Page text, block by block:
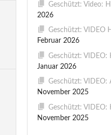
Geschützt: Video:
2026
Geschützt: VIDEO
Februar 2026
Geschützt: VIDEO:
Januar 2026
Geschützt: VIDEO:
November 2025
Geschützt: VIDEO:
November 2025